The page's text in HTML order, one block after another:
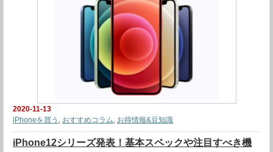
2020-11-13
iPhoneを買う , おすすめコラム, お得情報&豆知識
iPhone12シリーズ発表！基本スペックや注目すべき機